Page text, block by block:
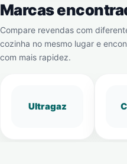
Marcas
Compare revendas com
cozinha no mesmo lugar e
com mais rapidez.
Ultragaz